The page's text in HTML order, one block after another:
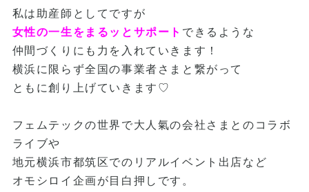
私は助産師としてですが
女性の一生をまるッとサポート できるような
仲間づくりにも力を入れていきます！
横浜に限らず全国の事業者さまと繋がって
ともに創り上げていきます♡
フェムテックの世界で大人氣の会社さまとのコラボ
ライブや
地元横浜市都筑区でのリアルイベント出店など
オモシロイ企画が目白押しです。